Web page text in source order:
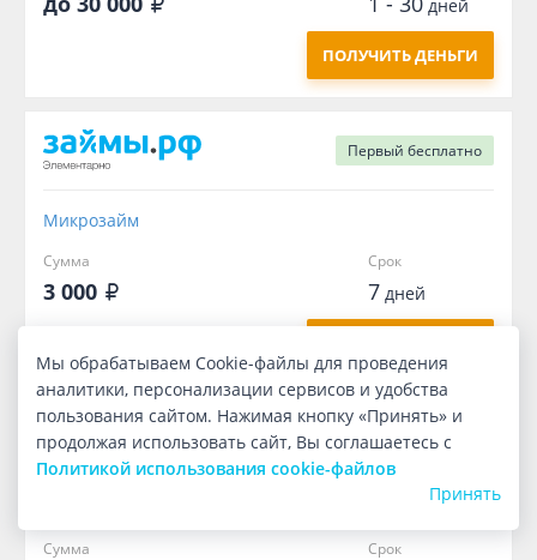
дней
ПОЛУЧИТЬ ДЕНЬГИ
Первый бесплатно
Микрозайм
Сумма
3 000
Срок
7дней
Сумма Срок
Мы обрабатываем Cookie-файлы для проведения
аналитики, персонализации сервисов и удобства
пользования сайтом. Нажимая кнопку «Принять» и
продолжая использовать сайт, Вы соглашаетесь с
Политикой использования cookie-файлов
Принять